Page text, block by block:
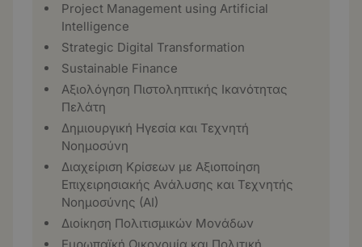
Project Management using Artificial
Intelligence
Strategic Digital Transformation
Sustainable Finance
Αξιολόγηση Πιστοληπτικής Ικανότητας
Πελάτη
Δημιουργική Ηγεσία και Τεχνητή
Νοημοσύνη
Διαχείριση Κρίσεων με Αξιοποίηση
Επιχειρησιακής Ανάλυσης και Τεχνητής
Νοημοσύνης (ΑΙ)
Διοίκηση Πολιτισμικών Μονάδων